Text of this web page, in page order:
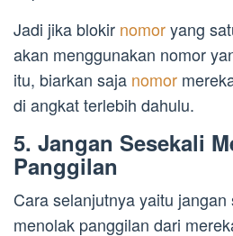
Jadi jika blokir nomoryang
akan menggunakan nomor
itu, biarkan saja nomor
di angkat terlebih dahulu.
5. Jangan Sesekali
Panggilan
Cara selanjutnya yaitu
menolak panggilan dari